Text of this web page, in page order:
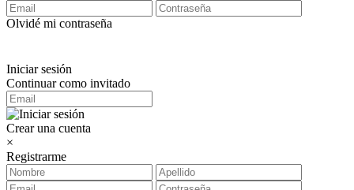
Olvidé mi contraseña
Iniciar sesión
Continuar como invitado
Crear una cuenta
×
Registrarme